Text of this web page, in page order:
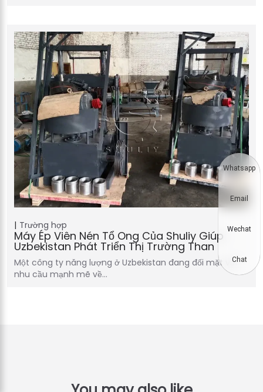
Trường hợp
Máy Ép Viên Nén Tổ Ong Của Shuliy Giúp
Uzbekistan Phát Triển Thị Trường Than
Một công ty năng lượng ở Uzbekistan đang đối mặt với
nhu cầu mạnh mẽ về…
Whatsapp
Email
Wechat
Chat